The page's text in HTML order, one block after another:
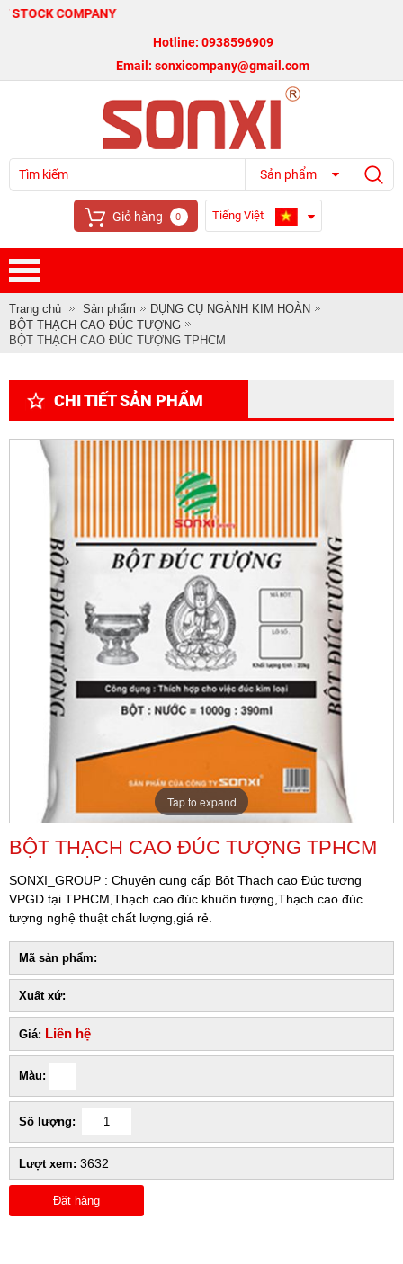
COMPANY
Hotline: 0938596909
Email: sonxicompany@gmail.com
Sản phẩm
Giỏ hàng 0 Tiếng Việt
Trang chủ Sản phẩm
DỤNG CỤ NGÀNH KIM HOÀN
BỘT THẠCH CAO ĐÚC TƯỢNG
BỘT THẠCH CAO ĐÚC TƯỢNG TPHCM
CHI TIẾT SẢN PHẨM
Tap to expand
BỘT THẠCH CAO ĐÚC TƯỢNG TPHCM
SONXI_GROUP : Chuyên cung cấp Bột Thạch cao Đúc tượng
VPGD tại TPHCM,Thạch cao đúc khuôn tượng,Thạch cao đúc
tượng nghệ thuật chất lượng,giá rẻ.
Mã sản phẩm:
Xuất xứ:
Giá: Liên hệ
Màu:
Số lượng:
Lượt xem: 3632
Đặt hàng